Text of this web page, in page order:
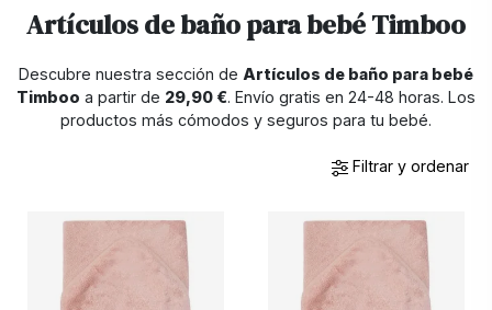
Artículos de baño para bebé Timboo
Descubre nuestra sección de Artículos de baño para bebé
Timboo a partir de 29,90 €. Envío gratis en 24-48 horas. Los
productos más cómodos y seguros para tu bebé.
Filtrar y ordenar